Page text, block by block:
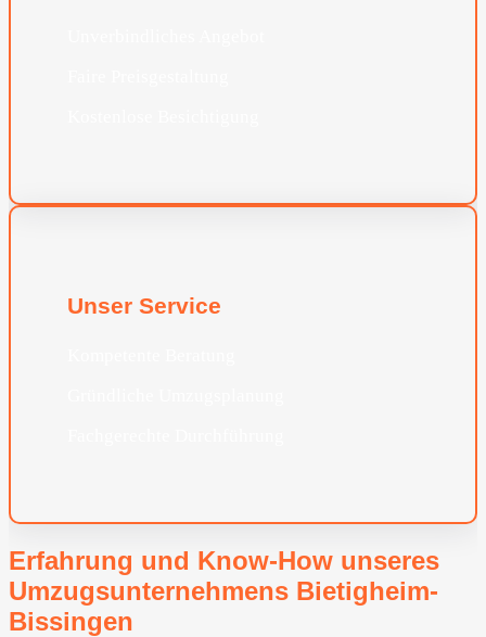
Unser Service
Erfahrung und Know-How unseres
Umzugsunternehmens Bietigheim-
Bissingen⁠